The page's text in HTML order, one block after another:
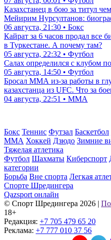
Казахстанец в бою за титул
Мейирим Нурсултанов:
06 августа, 21:30 • Бокс
Кайрат за 6 часов продал все
в Туркестане. А почему там?
05 августа, 22:32 • Футбол
Салах определился с клубом
05 августа, 14:50 • Футбол
Бросал ММА из-за работы в
казахстанца из UFC. Что за
04 августа, 22:51 • ММА
Бокс Теннис Футзал Баскетбол
ММА Хоккей Дзюдо Зимние
Тяжелая атлетика
Футбол Шахматы Киберспорт
категории
Борьба Вне спорта Легкая
Спорте Шредингера
Qazsport онлайн
© Cпорт Шредингера 2026
18+
Редакция: +7 705 479 65 20
Реклама: +7 777 010 37 56